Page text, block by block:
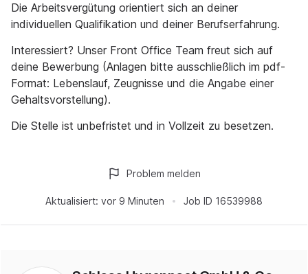
Die Arbeitsvergütung orientiert sich an deiner
individuellen Qualifikation und deiner Berufserfahrung.
Interessiert? Unser Front Office Team freut sich auf
deine Bewerbung (Anlagen bitte ausschließlich im pdf-
Format: Lebenslauf, Zeugnisse und die Angabe einer
Gehaltsvorstellung).
Die Stelle ist unbefristet und in Vollzeit zu besetzen.
Aktualisiert: vor 9 Minuten Job ID 16539988
Problem melden